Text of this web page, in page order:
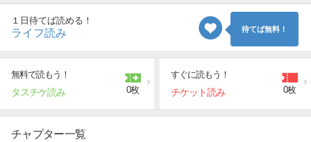
WER10（フラワーテン）」その中でもトップに君臨するモデ
ル・早乙女エル（さおとめえる）のようになること。
持ち前の明るさと努力を惜しまない性格から徐々にインフル
エンサーとしての頭角を現す心。
一方で、心に嫉妬する周囲の人間から酷い仕打ちを受けるよ
うになる…。
１日待てば読める！
ライフ読み 待てば無料！
無料で読もう！
タスチケ読み 0枚
すぐに読もう！
チケット読み 0枚
チャプター一覧